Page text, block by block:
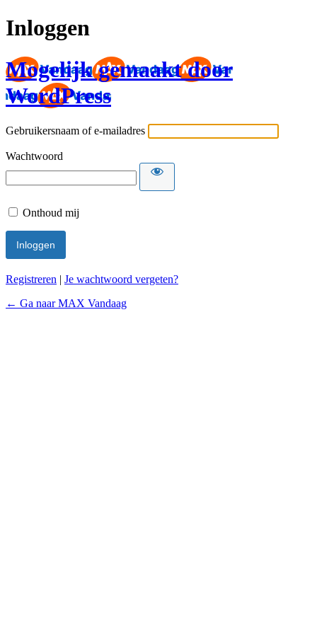
Inloggen
Mogelijk gemaakt door
WordPress
Gebruikersnaam of e-mailadres
Wachtwoord
Onthoud mij
Registreren | Je wachtwoord vergeten?
← Ga naar MAX Vandaag